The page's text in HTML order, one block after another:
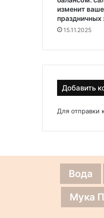
изменит
праздничных
15.11.2025
Добавить
Для отправки
Вода
Мука